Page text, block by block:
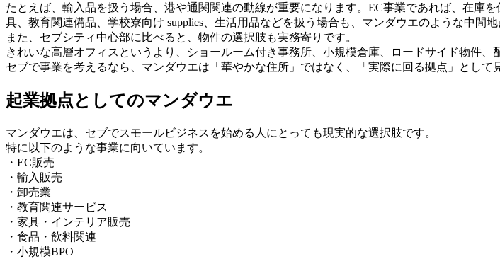
たとえば、輸入品を扱う場合、港や通関関連の動線が重要になります。EC事業であれば、在庫
具、教育関連備品、学校寮向け supplies、生活用品などを扱う場合も、マンダウエのような中間地
また、セブシティ中心部に比べると、物件の選択肢も実務寄りです。
きれいな高層オフィスというより、ショールーム付き事務所、小規模倉庫、ロードサイド物件
セブで事業を考えるなら、マンダウエは「華やかな住所」ではなく、「実際に回る拠点」として
起業拠点としてのマンダウエ
マンダウエは、セブでスモールビジネスを始める人にとっても現実的な選択肢です。
特に以下のような事業に向いています。
・EC販売
・輸入販売
・卸売業
・教育関連サービス
・家具・インテリア販売
・食品・飲料関連
・小規模BPO